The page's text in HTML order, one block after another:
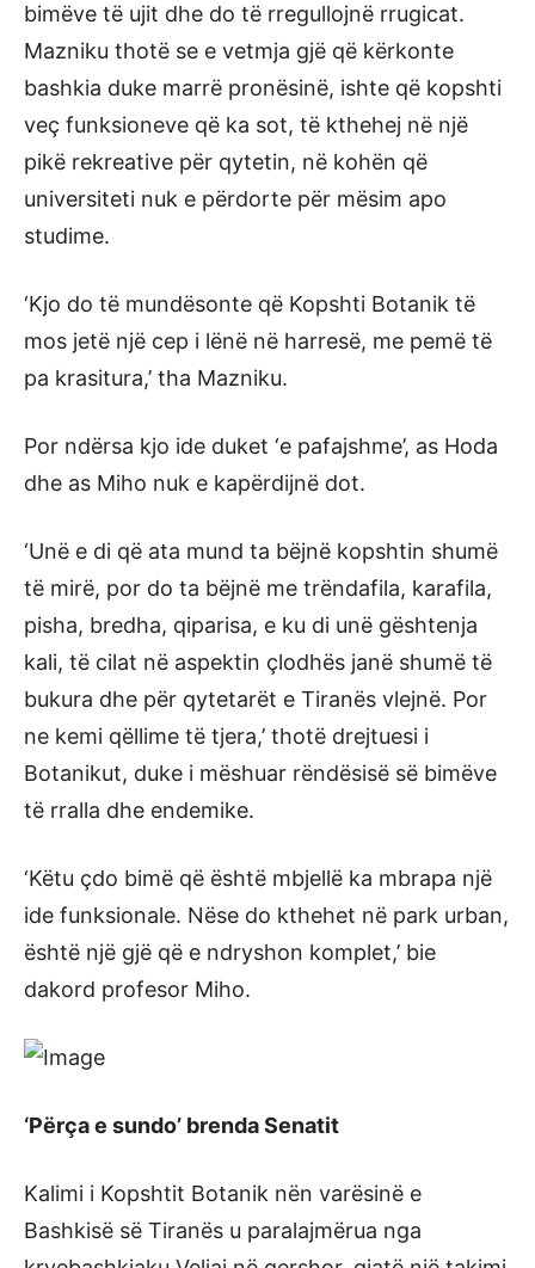
bimëve të ujit dhe do të rregullojnë rrugicat.
Mazniku thotë se e vetmja gjë që kërkonte
bashkia duke marrë pronësinë, ishte që kopshti
veç funksioneve që ka sot, të kthehej në një
pikë rekreative për qytetin, në kohën që
universiteti nuk e përdorte për mësim apo
studime.
‘Kjo do të mundësonte që Kopshti Botanik të
mos jetë një cep i lënë në harresë, me pemë të
pa krasitura,’ tha Mazniku.
Por ndërsa kjo ide duket ‘e pafajshme’, as Hoda
dhe as Miho nuk e kapërdijnë dot.
‘Unë e di që ata mund ta bëjnë kopshtin shumë
të mirë, por do ta bëjnë me trëndafila, karafila,
pisha, bredha, qiparisa, e ku di unë gështenja
kali, të cilat në aspektin çlodhës janë shumë të
bukura dhe për qytetarët e Tiranës vlejnë. Por
ne kemi qëllime të tjera,’ thotë drejtuesi i
Botanikut, duke i mëshuar rëndësisë së bimëve
të rralla dhe endemike.
‘Këtu çdo bimë që është mbjellë ka mbrapa një
ide funksionale. Nëse do kthehet në park urban,
është një gjë që e ndryshon komplet,’ bie
dakord profesor Miho.
‘Përça e sundo’ brenda Senatit
Kalimi i Kopshtit Botanik nën varësinë e
Bashkisë së Tiranës u paralajmërua nga